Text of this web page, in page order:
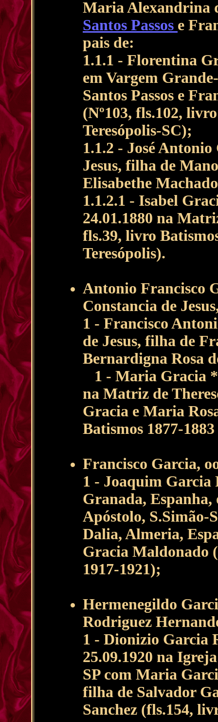
Maria Alexandrina
Santos Passos e
pais de:
1.1.1 - Florentina
em Vargem
Santos Passos e
(Nº103, fls.102,
Teresópolis-SC);
1.1.2 - José
Jesus, filha de
Elisabethe
1.1.2.1 - Isabel
24.01.1880 na
fls.39, livro
Teresópolis).
Antonio Francisco
Constancia de
1 - Francisco
de Jesus, filha de
Bernardigna Rosa
1 - Maria Gracia *
na Matriz de
Gracia e Maria
Batismos 1877-
Francisco Garcia,
1 - Joaquim Garcia
Granada, Espanha,
Apóstolo, S.Simão-
Dalia, Almeria,
Gracia Maldonado
1917-1921);
Hermenegildo
Rodriguez
1 - Dionizio Garcia
25.09.1920 na
SP com Maria
filha de Salvador
Sanchez (fls.154,